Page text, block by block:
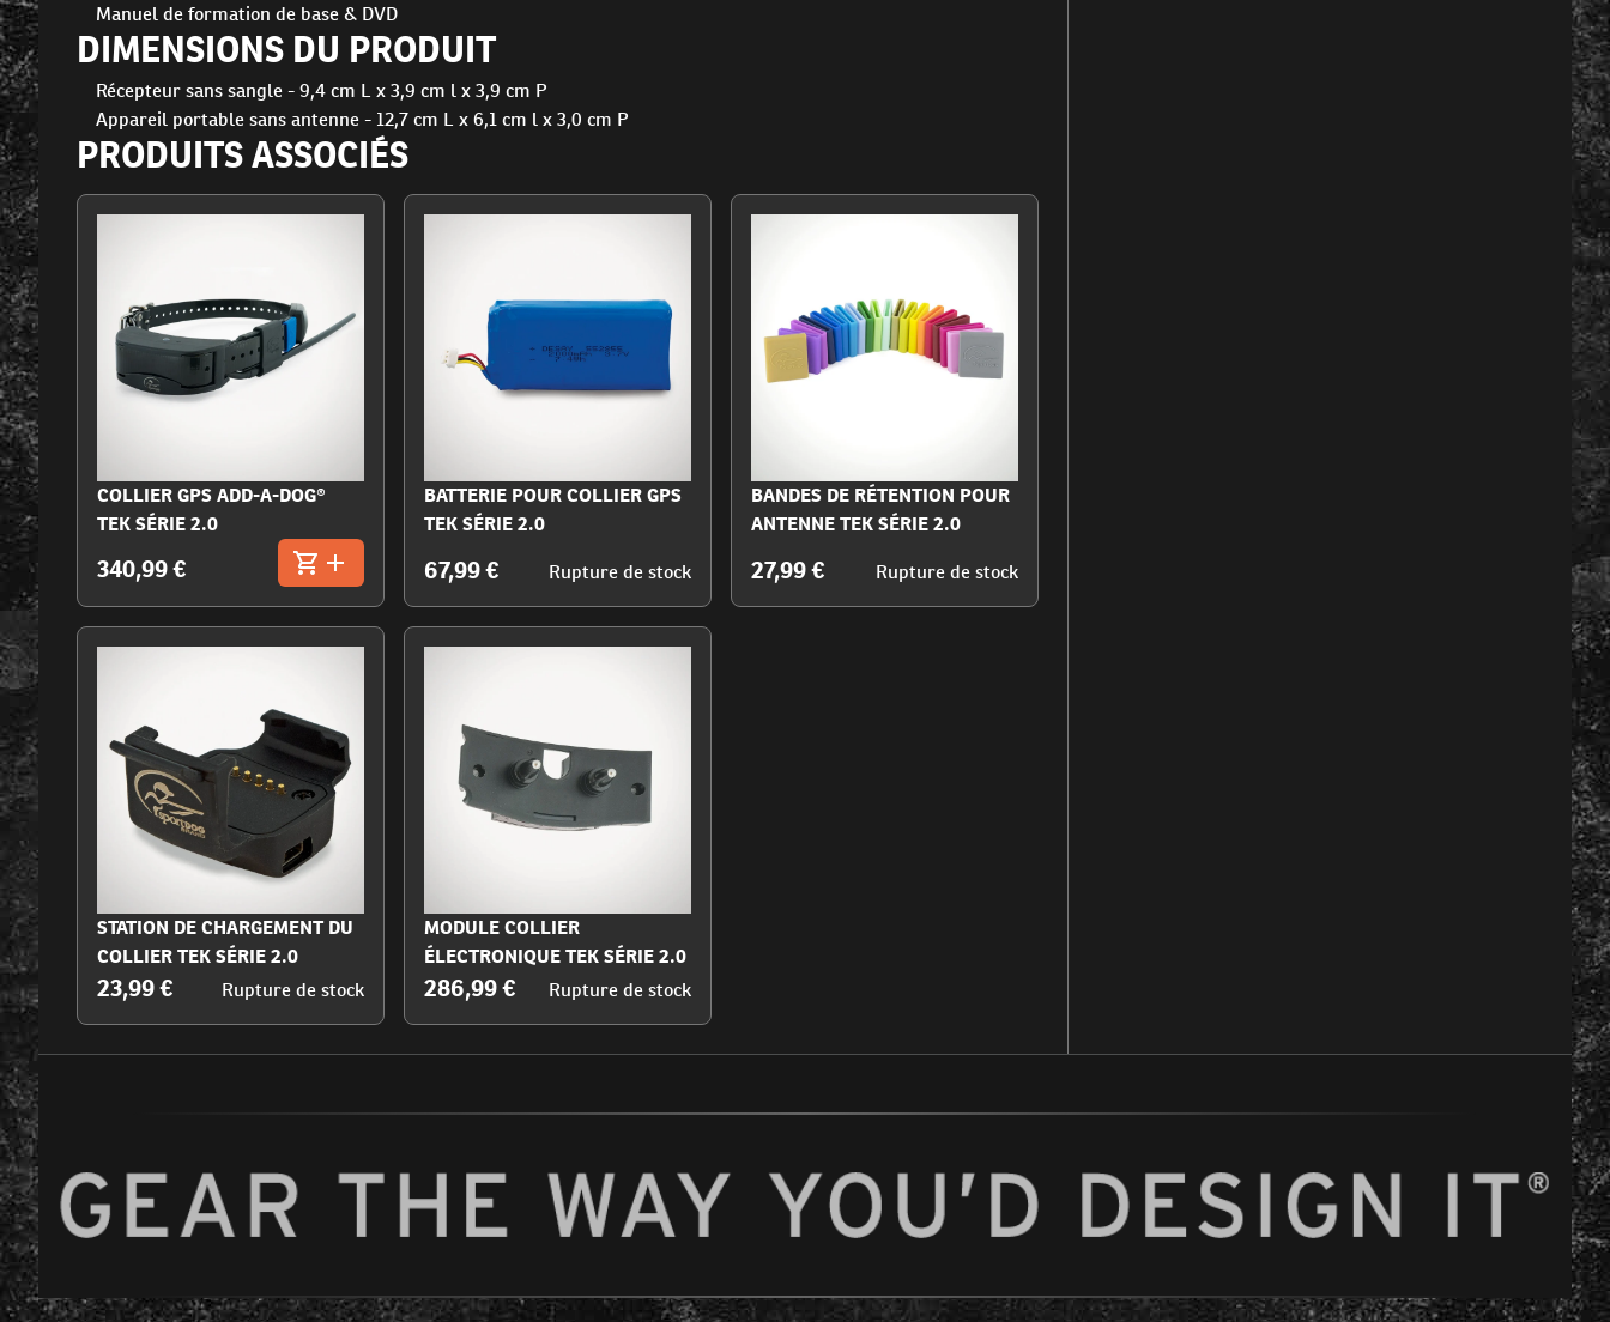
Manuel de formation de base & DVD
DIMENSIONS DU PRODUIT
Récepteur sans sangle - 9,4 cm L x 3,9 cm l x 3,9 cm P
Appareil portable sans antenne - 12,7 cm L x 6,1 cm l x 3,0 cm P
PRODUITS ASSOCIÉS
COLLIER GPS ADD-A-DOG®
TEK SÉRIE 2.0
340,99 €
BATTERIE POUR COLLIER GPS
TEK SÉRIE 2.0
67,99 € Rupture de stock
BANDES DE RÉTENTION POUR
ANTENNE TEK SÉRIE 2.0
27,99 € Rupture de stock
STATION DE CHARGEMENT DU
COLLIER TEK SÉRIE 2.0
23,99 € Rupture de stock
MODULE COLLIER
ÉLECTRONIQUE TEK SÉRIE 2.0
286,99 € Rupture de stock